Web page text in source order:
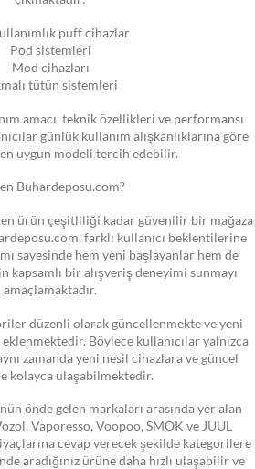
puff cihazlar
Pod sistemleri
Mod cihazları
tütün sistemleri
amacı, teknik özellikleri ve performansı
günlük kullanım alışkanlıklarına göre
uygun modeli tercih edebilir.
Buhardeposu.com?
ürün çeşitliliği kadar güvenilir bir mağaza
farklı kullanıcı beklentilerine
sayesinde hem yeni başlayanlar hem de
kapsamlı bir alışveriş deneyimi sunmayı
amaçlamaktadır.
düzenli olarak güncellenmekte ve yeni
Böylece kullanıcılar yalnızca
zamanda yeni nesil cihazlara ve güncel
kolayca ulaşabilmektedir.
önde gelen markaları arasında yer alan
Vaporesso, Voopoo, SMOK ve JUUL
cevap verecek şekilde kategorilere
aradığınız ürüne daha hızlı ulaşabilir ve